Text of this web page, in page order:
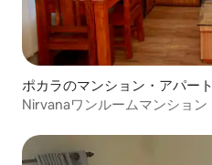
ポカラのマンション・アパート
Nirvanaワンルームマンション